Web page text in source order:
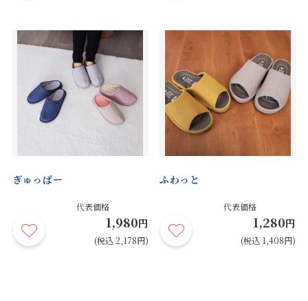
ぎゅっぱー
代表価格
1,980円
(税込 2,178円)
ふわっと
代表価格
1,280円
(税込 1,408円)